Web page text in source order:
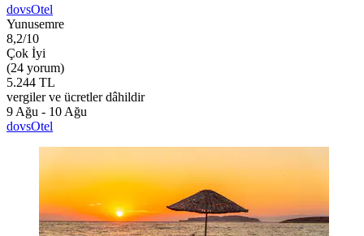
dovsOtel
Yunusemre
8,2/10
Çok İyi
(24 yorum)
5.244 TL
vergiler ve ücretler dâhildir
9 Ağu - 10 Ağu
dovsOtel